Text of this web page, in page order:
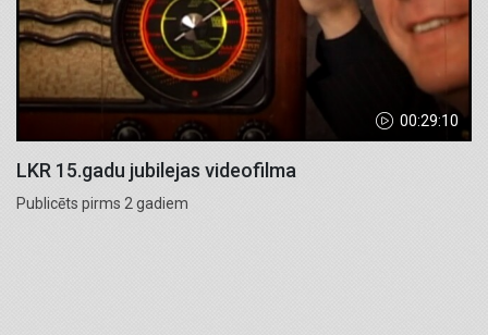
00:29:10
LKR 15.gadu jubilejas videofilma
Publicēts pirms 2 gadiem